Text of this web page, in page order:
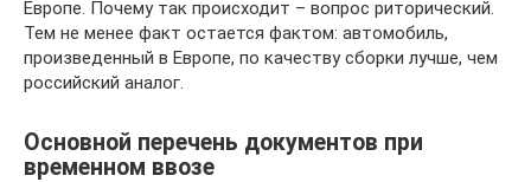
Европе. Почему так происходит – вопрос риторический.
Тем не менее факт остается фактом: автомобиль,
произведенный в Европе, по качеству сборки лучше, чем
российский аналог.
Основной перечень документов при
временном ввозе